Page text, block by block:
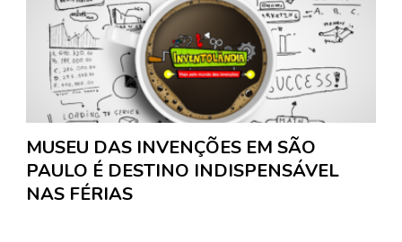
MUSEU DAS INVENÇÕES EM SÃO
PAULO É DESTINO INDISPENSÁVEL
NAS FÉRIAS